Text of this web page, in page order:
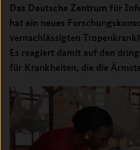
Das Deutsche Zentrum für
hat ein neues
vernachlässigten
Es reagiert damit auf den
für Krankheiten, die die